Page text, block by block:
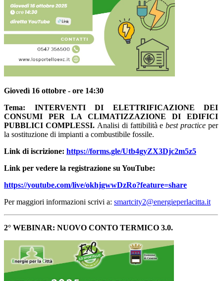
Giovedì 16 ottobre - ore 14:30
Tema: INTERVENTI DI ELETTRIFICAZIONE DEI
CONSUMI PER LA CLIMATIZZAZIONE DI EDIFICI
PUBBLICI COMPLESSI. Analisi di fattibilità ebest practice per
la sostituzione di impianti a combustibile fossile.
Link di iscrizione: https://forms.gle/Utb4gyZX3Djc2m5z5
Link per vedere la registrazione su YouTube:
https://youtube.com/live/okhjgwwDzRo?feature=share
Per maggiori informazioni scrivi a: smartcity2@energieperlacitta.it
2° WEBINAR: NUOVO CONTO TERMICO 3.0.